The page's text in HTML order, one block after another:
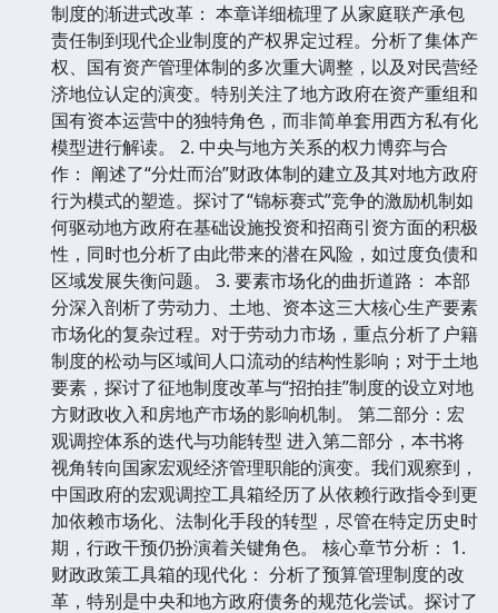
制度的渐进式改革： 本章详细梳理了从家庭联产承包
责任制到现代企业制度的产权界定过程。分析了集体产
权、国有资产管理体制的多次重大调整，以及对民营经
济地位认定的演变。特别关注了地方政府在资产重组和
国有资本运营中的独特角色，而非简单套用西方私有化
模型进行解读。 2. 中央与地方关系的权力博弈与合
作： 阐述了“分灶而治”财政体制的建立及其对地方政府
行为模式的塑造。探讨了“锦标赛式”竞争的激励机制如
何驱动地方政府在基础设施投资和招商引资方面的积极
性，同时也分析了由此带来的潜在风险，如过度负债和
区域发展失衡问题。 3. 要素市场化的曲折道路： 本部
分深入剖析了劳动力、土地、资本这三大核心生产要素
市场化的复杂过程。对于劳动力市场，重点分析了户籍
制度的松动与区域间人口流动的结构性影响；对于土地
要素，探讨了征地制度改革与“招拍挂”制度的设立对地
方财政收入和房地产市场的影响机制。 第二部分：宏
观调控体系的迭代与功能转型 进入第二部分，本书将
视角转向国家宏观经济管理职能的演变。我们观察到，
中国政府的宏观调控工具箱经历了从依赖行政指令到更
加依赖市场化、法制化手段的转型，尽管在特定历史时
期，行政干预仍扮演着关键角色。 核心章节分析： 1.
财政政策工具箱的现代化： 分析了预算管理制度的改
革，特别是中央和地方政府债务的规范化尝试。探讨了